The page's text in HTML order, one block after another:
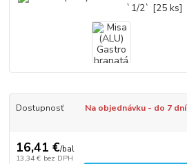
Dostupnosť Na objednávku - do 7 dní
16,41 €/bal
13,34 € bez DPH